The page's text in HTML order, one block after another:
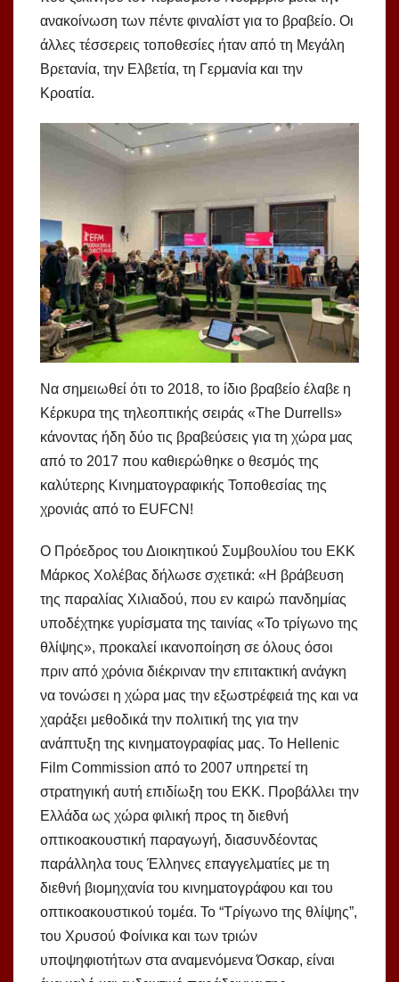
ανακοίνωση των πέντε φιναλίστ για το βραβείο. Οι
άλλες τέσσερεις τοποθεσίες ήταν από τη Μεγάλη
Βρετανία, την Ελβετία, τη Γερμανία και την
Κροατία.
Να σημειωθεί ότι το 2018, το ίδιο βραβείο έλαβε η
Κέρκυρα της τηλεοπτικής σειράς «The Durrells»
κάνοντας ήδη δύο τις βραβεύσεις για τη χώρα μας
από το 2017 που καθιερώθηκε ο θεσμός της
καλύτερης Κινηματογραφικής Τοποθεσίας της
χρονιάς από το EUFCN!
Ο Πρόεδρος του Διοικητικού Συμβουλίου του ΕΚΚ
Μάρκος Χολέβας δήλωσε σχετικά: «Η βράβευση
της παραλίας Χιλιαδού, που εν καιρώ πανδημίας
υποδέχτηκε γυρίσματα της ταινίας «Το τρίγωνο της
θλίψης», προκαλεί ικανοποίηση σε όλους όσοι
πριν από χρόνια διέκριναν την επιτακτική ανάγκη
να τονώσει η χώρα μας την εξωστρέφειά της και να
χαράξει μεθοδικά την πολιτική της για την
ανάπτυξη της κινηματογραφίας μας. Το Hellenic
Film Commission από το 2007 υπηρετεί τη
στρατηγική αυτή επιδίωξη του ΕΚΚ. Προβάλλει την
Ελλάδα ως χώρα φιλική προς τη διεθνή
οπτικοακουστική παραγωγή, διασυνδέοντας
παράλληλα τους Έλληνες επαγγελματίες με τη
διεθνή βιομηχανία του κινηματογράφου και του
οπτικοακουστικού τομέα. Το “Τρίγωνο της θλίψης”,
του Χρυσού Φοίνικα και των τριών
υποψηφιοτήτων στα αναμενόμενα Όσκαρ, είναι